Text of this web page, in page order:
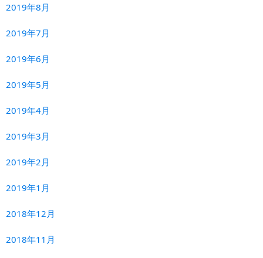
2019年8月
2019年7月
2019年6月
2019年5月
2019年4月
2019年3月
2019年2月
2019年1月
2018年12月
2018年11月